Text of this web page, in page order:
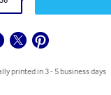
printed in 3 - 5 business days